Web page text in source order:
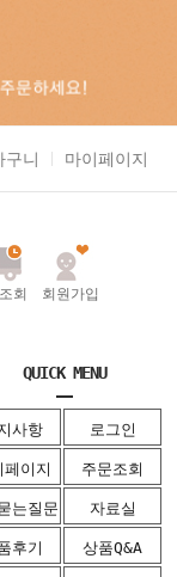
회 회원가입
QUICK MENU
사항 로그인
페이지 주문조회
는질문 자료실
후기 상품Q&A
구니 마이페이지